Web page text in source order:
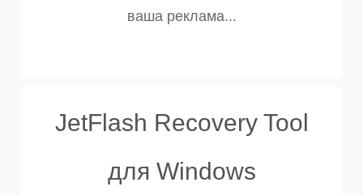
JetFlash Recovery Tool
для Windows